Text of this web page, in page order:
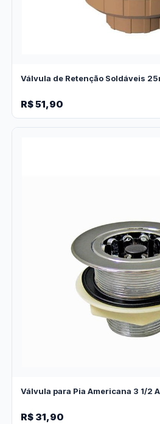
Válvula de Retenção Soldáveis
R$ 51,90
Válvula para Pia Americana 3 1/2
R$ 31,90